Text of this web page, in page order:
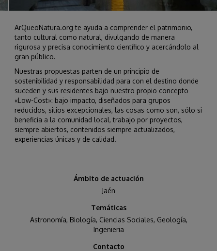
ArQueoNatura.org te ayuda a comprender el patrimonio,
tanto cultural como natural, divulgando de manera
rigurosa y precisa conocimiento científico y acercándolo al
gran público.
Nuestras propuestas parten de un principio de
sostenibilidad y responsabilidad para con el destino donde
suceden y sus residentes bajo nuestro propio concepto
«Low-Cost»: bajo impacto, diseñados para grupos
reducidos, sitios excepcionales, las cosas como son, sólo si
beneficia a la comunidad local, trabajo por proyectos,
siempre abiertos, contenidos siempre actualizados,
experiencias únicas y de calidad.
Ámbito de actuación
Jaén
Temáticas
Astronomía, Biología, Ciencias Sociales, Geología,
Ingenieria
Contacto